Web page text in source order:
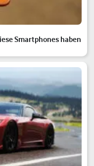
Smartphones haben